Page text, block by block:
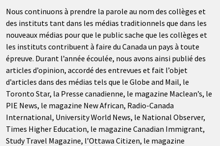
Nous continuons à prendre la parole au nom des collèges et
des instituts tant dans les médias traditionnels que dans les
nouveaux médias pour que le public sache que les collèges et
les instituts contribuent à faire du Canada un pays à toute
épreuve. Durant l’année écoulée, nous avons ainsi publié des
articles d’opinion, accordé des entrevues et fait l’objet
d’articles dans des médias tels que le Globe and Mail, le
Toronto Star, la Presse canadienne, le magazine Maclean’s, le
PIE News, le magazine New African, Radio-Canada
International, University World News, le National Observer,
Times Higher Education, le magazine Canadian Immigrant,
Study Travel Magazine, l’Ottawa Citizen, le magazine